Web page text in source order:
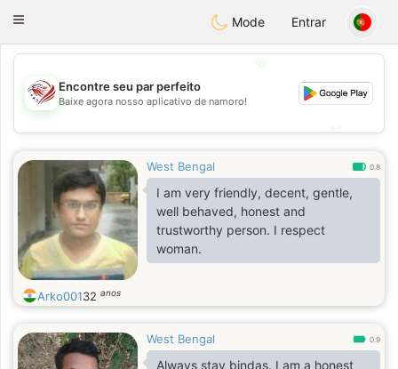
Dating
Toggle
Mode Entrar
💖
💕
Encontre seu par perfeito
Baixe agora nosso aplicativo de namoro!
West Bengal 0.8
I am very friendly, decent, gentle,
well behaved, honest and
trustworthy person. I respect
woman.
Arko00132 anos
West Bengal 0.9
Always stay bindas. I am a honest